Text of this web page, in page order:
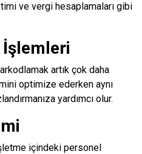
ve vergi hesaplamaları gibi
artık çok daha
optimize ederken aynı
yardımcı olur.
içindeki personel